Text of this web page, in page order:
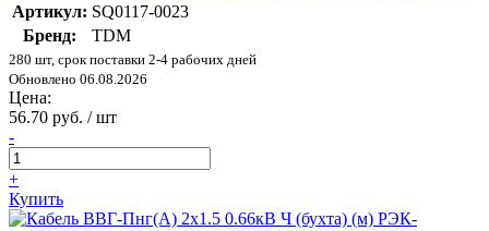
Артикул: SQ0117-0023
Бренд:
TDM
280 шт, срок поставки 2-4 рабочих дней
Обновлено 06.08.2026
Цена:
56.70 руб. / шт
-
+
Купить